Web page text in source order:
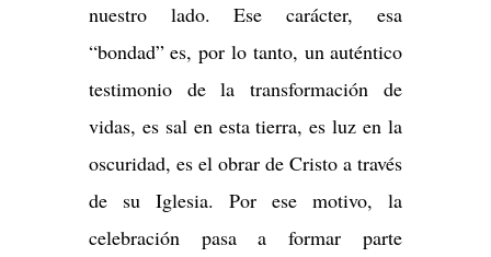
nuestro lado. Ese carácter, esa
“bondad” es, por lo tanto, un auténtico
testimonio de la transformación de
vidas, es sal en esta tierra, es luz en la
oscuridad, es el obrar de Cristo a través
de su Iglesia. Por ese motivo, la
celebración pasa a formar parte